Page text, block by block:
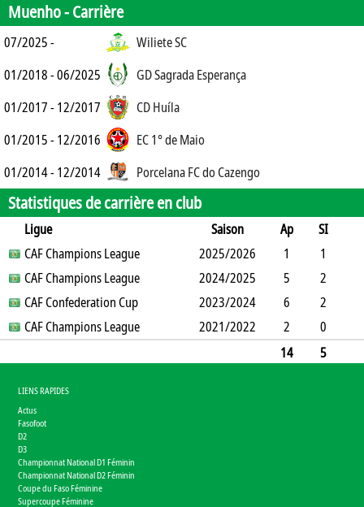
Muenho -Carrière
07/2025 -
Wiliete SC
01/2018 - 06/2025
GD Sagrada Esperança
01/2017 - 12/2017
CD Huíla
01/2015 - 12/2016
EC 1° de Maio
01/2014 - 12/2014
Porcelana FC do Cazengo
Statistiques de carrière en club
Ligue Saison Ap
SI
SO
B B A 2J CR Min
CAF Champions League 2025/2026 1
1
0
1 0 0 0 0
CAF Champions League 2024/2025 5
2
1
3 0 0 0 0 350
CAF Confederation Cup 2023/2024 6
2
0
2 0 0 0 407
CAF Champions League 2021/2022 2
0
13614
5
LIENS RAPIDES
Actus
Fasofoot
D2
D3
Championnat National D1 Féminin
Championnat National D2 Féminin
Coupe du Faso Féminine
Supercoupe Féminine